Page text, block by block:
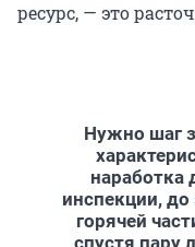
ресурс, — это
Нужно шаг
наработка
инспекции,
горячей